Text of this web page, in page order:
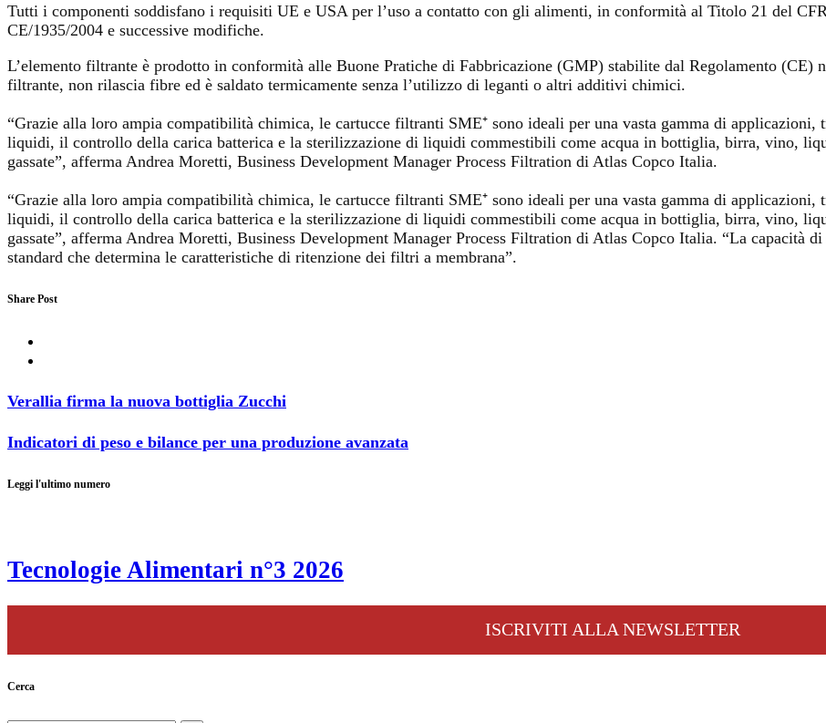
Tutti i componenti soddisfano i requisiti UE e USA per l’uso a contatto con gli alimenti, in conformità al Titolo 21 del
CE/1935/2004 e successive modifiche.
L’elemento filtrante è prodotto in conformità alle Buone Pratiche di Fabbricazione (GMP) stabilite dal Regolamento (CE)
filtrante, non rilascia fibre ed è saldato termicamente senza l’utilizzo di leganti o altri additivi chimici.
“Grazie alla loro ampia compatibilità chimica, le cartucce filtranti SME⁺ sono ideali per una vasta gamma di
liquidi, il controllo della carica batterica e la sterilizzazione di liquidi commestibili come acqua in bottiglia, birra, vino,
gassate”, afferma Andrea Moretti, Business Development Manager Process Filtration di Atlas Copco Italia.
“Grazie alla loro ampia compatibilità chimica, le cartucce filtranti SME⁺ sono ideali per una vasta gamma di
liquidi, il controllo della carica batterica e la sterilizzazione di liquidi commestibili come acqua in bottiglia, birra, vino,
gassate”, afferma Andrea Moretti, Business Development Manager Process Filtration di Atlas Copco Italia. “La capacità
standard che determina le caratteristiche di ritenzione dei filtri a membrana”.
Share Post
Verallia firma la nuova bottiglia Zucchi
Indicatori di peso e bilance per una produzione avanzata
Leggi l'ultimo numero
Tecnologie Alimentari n°3 2026
ISCRIVITI ALLA NEWSLETTER
Cerca